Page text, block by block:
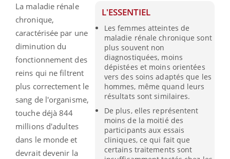
L'ESSENTIEL
Les femmes atteintes de
maladie rénale chronique sont
plus souvent non
diagnostiquées, moins
dépistées et moins orientées
vers des soins adaptés que les
hommes, même quand leurs
résultats sont similaires.
De plus, elles représentent
moins de la moitié des
participants aux essais
cliniques, ce qui fait que
certains traitements sont
La maladie rénale
chronique,
caractérisée par une
diminution du
fonctionnement des
reins qui ne filtrent
plus correctement le
sang de l'organisme,
touche déjà 844
millions d'adultes
dans le monde et
devrait devenir la